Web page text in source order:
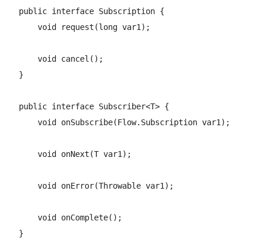
    public interface Subscription {
        void request(long var1);
        void cancel();
    }
    public interface Subscriber<T> {
        void onSubscribe(Flow.Subscription var1);
        void onNext(T var1);
        void onError(Throwable var1);
        void onComplete();
    }